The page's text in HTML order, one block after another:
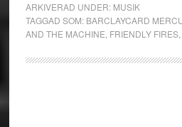
ARKIVERAD UNDER: MUSIK
TAGGAD SOM: BARCLAYCARD
AND THE MACHINE FRIENDLY FIRES,